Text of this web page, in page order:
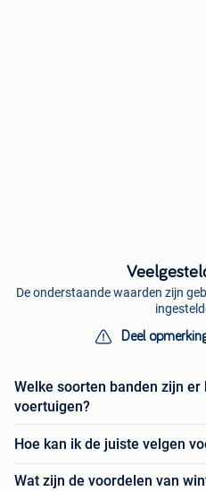
De onderstaande waarden zijn
Deel
Welke soorten banden zijn
voertuigen?
Hoe kan ik de juiste velgen
Wat zijn de voordelen van